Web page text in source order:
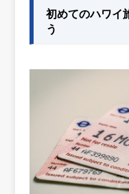
初めてのハワイ
う